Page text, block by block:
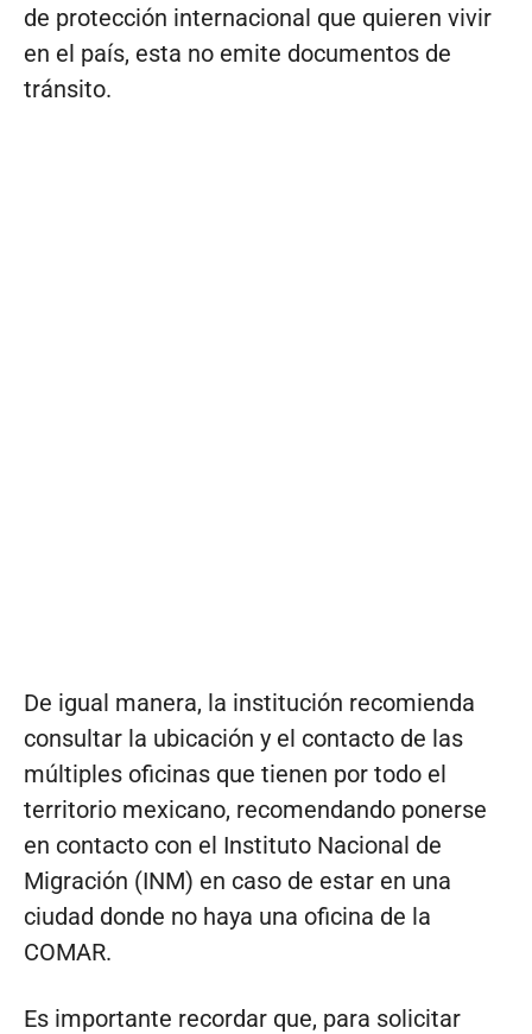
de protección internacional que quieren vivir
en el país, esta no emite documentos de
tránsito.
De igual manera, la institución recomienda
consultar la ubicación y el contacto de las
múltiples oficinas que tienen por todo el
territorio mexicano, recomendando ponerse
en contacto con el Instituto Nacional de
Migración (INM) en caso de estar en una
ciudad donde no haya una oficina de la
COMAR.
Es importante recordar que, para solicitar